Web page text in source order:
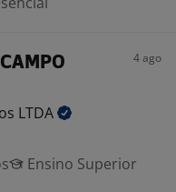
4 ago
LTDA
Ensino Superior